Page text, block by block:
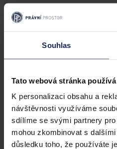
Souhlas
Tato webová stránka
K personalizaci obsahu a
návštěvnosti využíváme
sdílíme se svými partnery
mohou zkombinovat s
důsledku toho, že používáte
Transparentní
zpoždění, firmám bez
přesto hrozí pokuty i
Česko má podle Eurostatu jeden
žen a mužů v EU – gender pay
pravidla pro transparentní
informační asymetrii na
ke zmenšení rozdílu ve mzdách
republice zpoždění.
Ivona Tajšlová • 4. srpna 2026,